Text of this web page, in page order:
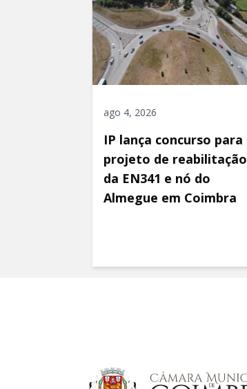
ago 4, 2026
IP lança concurso para
projeto de reabilitação
da EN341 e nó do
Almegue em Coimbra